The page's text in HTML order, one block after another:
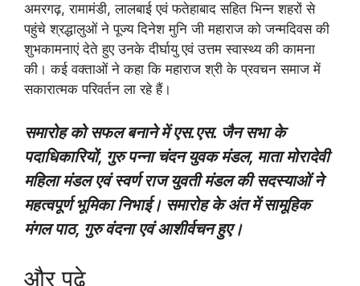
अमरगढ़, रामामंडी, लालबाई एवं फतेहाबाद सहित भिन्न शहरों से
पहुंचे श्रद्धालुओं ने पूज्य दिनेश मुनि जी महाराज को जन्मदिवस की
शुभकामनाएं देते हुए उनके दीर्घायु एवं उत्तम स्वास्थ्य की कामना
की। कई वक्ताओं ने कहा कि महाराज श्री के प्रवचन समाज में
सकारात्मक परिवर्तन ला रहे हैं।
समारोह को सफल बनाने में एस.एस. जैन सभा के
पदाधिकारियों, गुरु पन्ना चंदन युवक मंडल, माता मोरादेवी
महिला मंडल एवं स्वर्ण राज युवती मंडल की सदस्याओं ने
महत्वपूर्ण भूमिका निभाई। समारोह के अंत में सामूहिक
मंगल पाठ, गुरु वंदना एवं आशीर्वचन हुए।
और पढ़े